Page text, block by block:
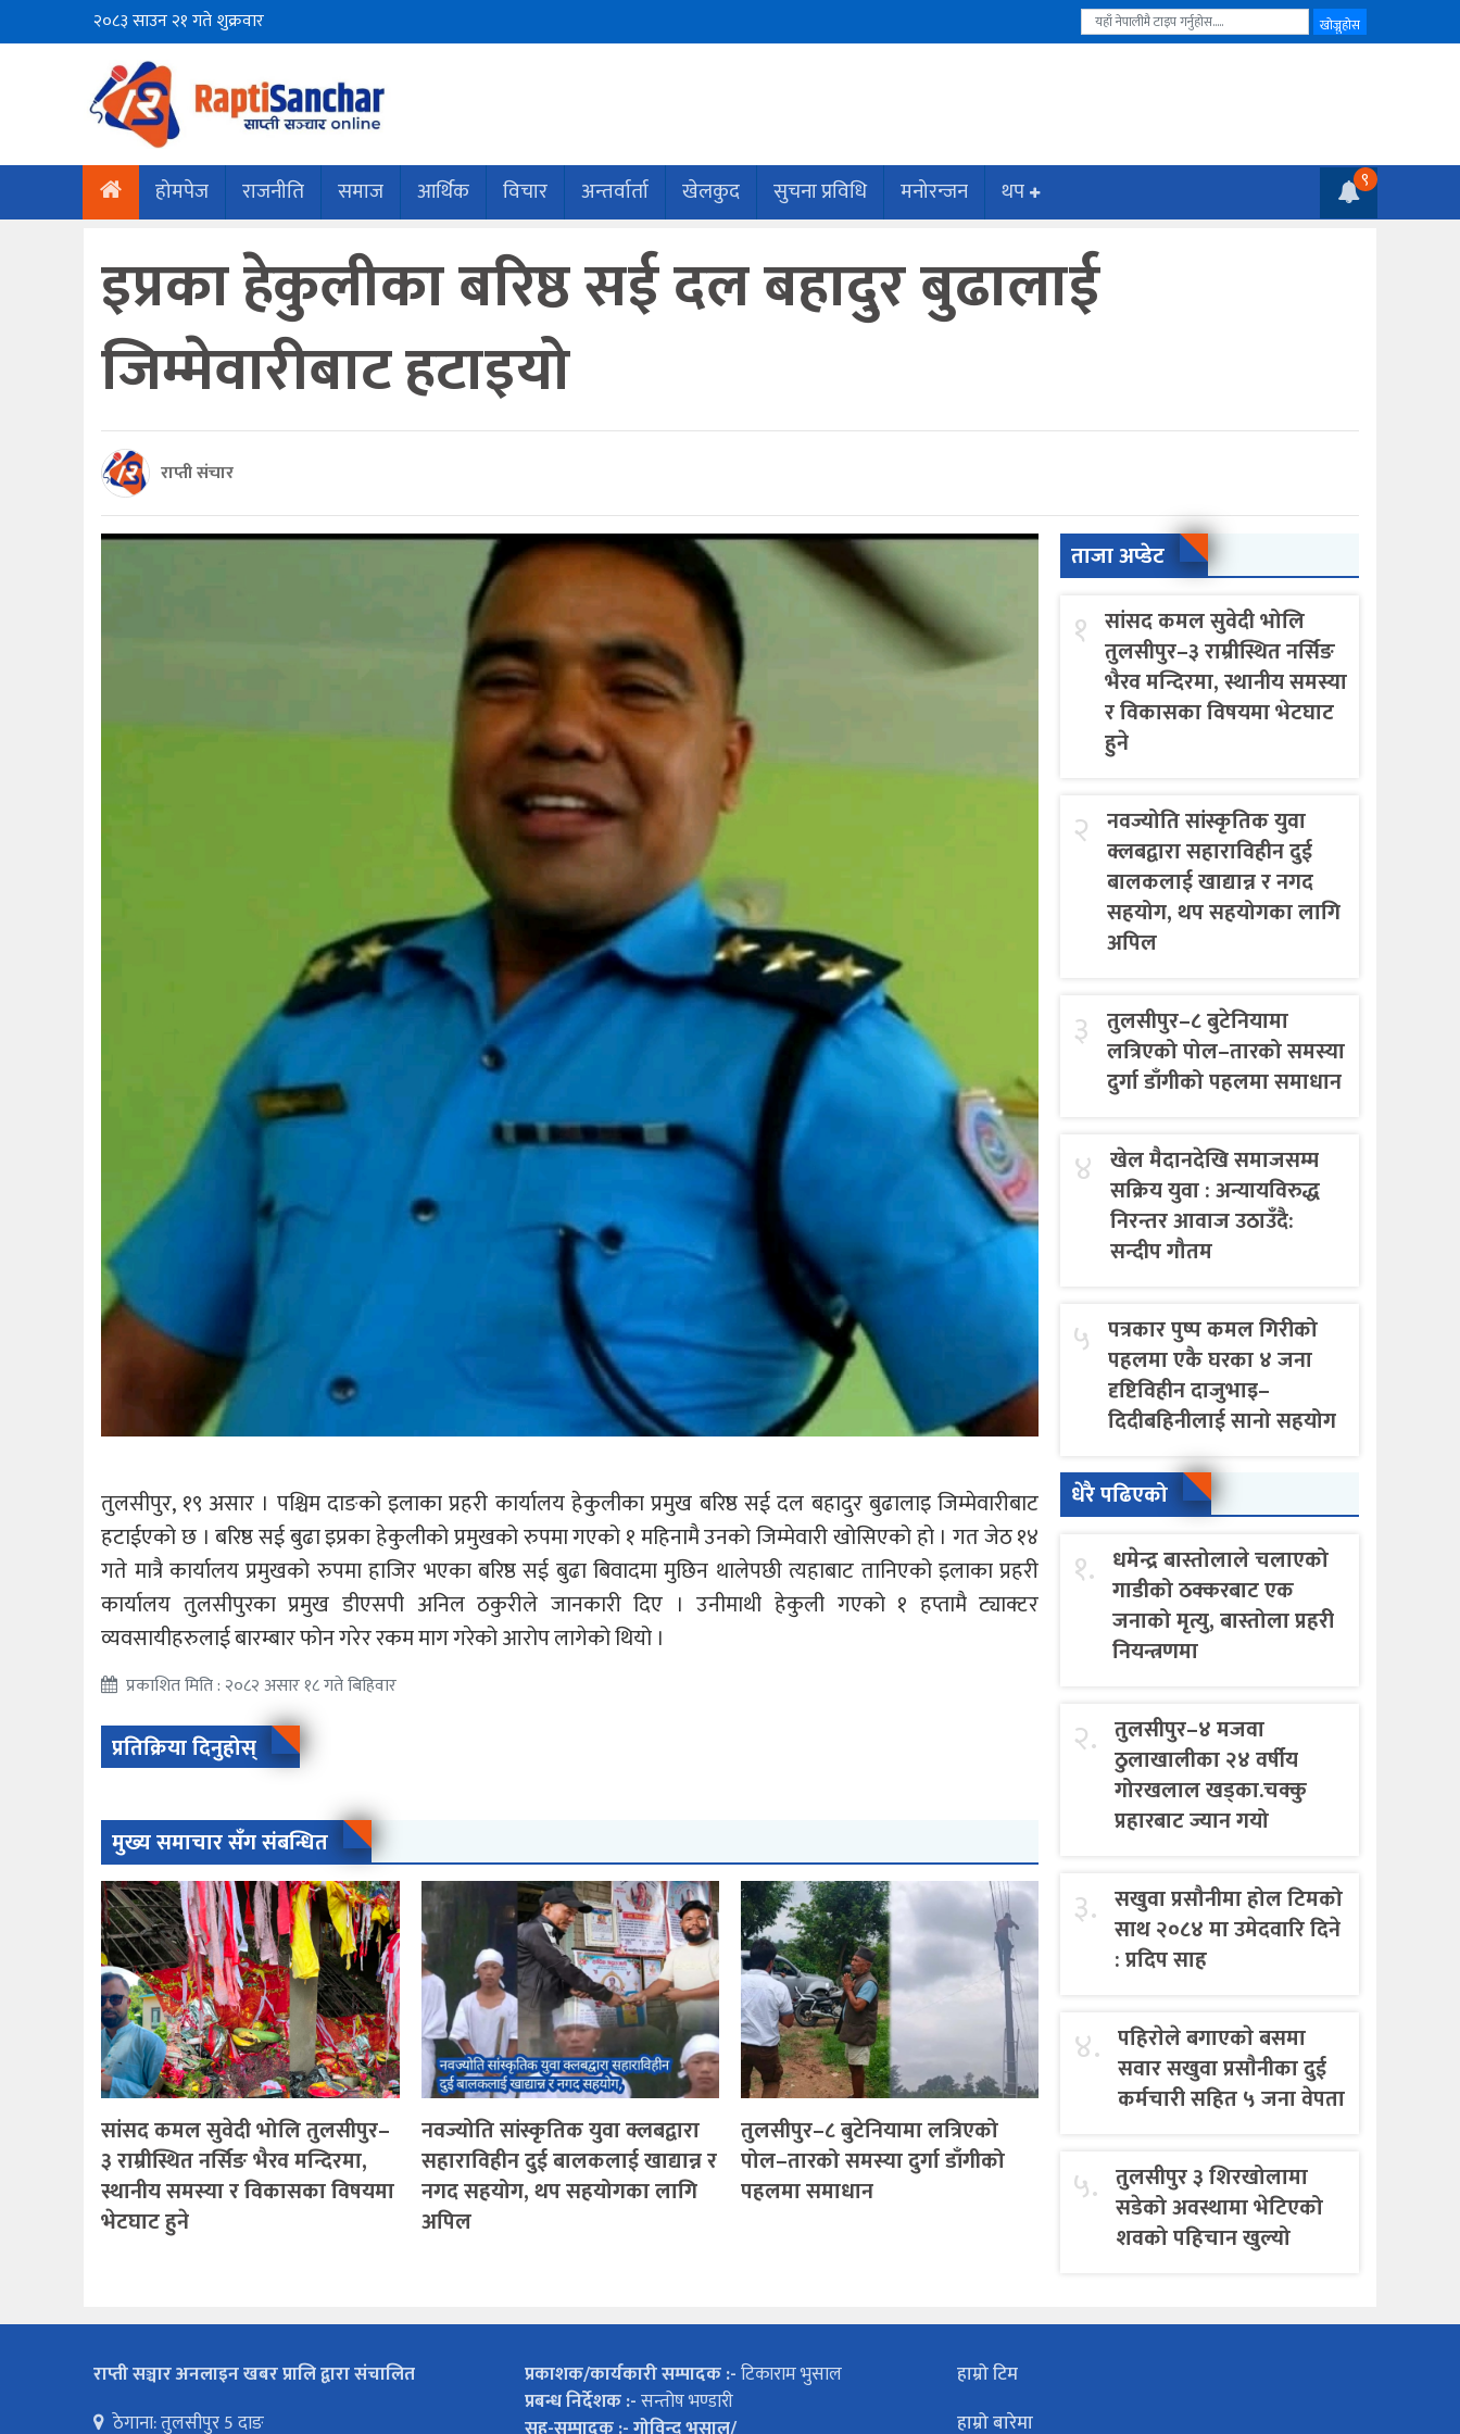
२०८३ साउन २१ गते शुक्रवार
होमपेज राजनीति समाज आर्थिक विचार अन्तर्वार्ता खेलकुद सुचना प्रविधि मनोरन्जन थप ९
इप्रका हेकुलीका बरिष्ठ सई दल बहादुर बुढालाई
जिम्मेवारीबाट हटाइयो
राप्ती संचार
तुलसीपुर, १९ असार । पश्चिम दाङको इलाका प्रहरी कार्यालय हेकुलीका प्रमुख बरिष्ठ सई दल बहादुर बुढालाइ जिम्मेवारीबाट
हटाईएको छ । बरिष्ठ सई बुढा इप्रका हेकुलीको प्रमुखको रुपमा गएको १ महिनामै उनको जिम्मेवारी खोसिएको हो । गत जेठ १४
गते मात्रै कार्यालय प्रमुखको रुपमा हाजिर भएका बरिष्ठ सई बुढा बिवादमा मुछिन थालेपछी त्यहाबाट तानिएको इलाका प्रहरी
कार्यालय तुलसीपुरका प्रमुख डीएसपी अनिल ठकुरीले जानकारी दिए । उनीमाथी हेकुली गएको १ हप्तामै ट्याक्टर
व्यवसायीहरुलाई बारम्बार फोन गरेर रकम माग गरेको आरोप लागेको थियो ।
प्रकाशित मिति : २०८२ असार १८ गते बिहिवार
प्रतिक्रिया दिनुहोस्
मुख्य समाचार सँग संबन्धित
सांसद कमल सुवेदी भोलि तुलसीपुर–
३ राम्रीस्थित नर्सिङ भैरव मन्दिरमा,
स्थानीय समस्या र विकासका विषयमा
भेटघाट हुने
नवज्योति सांस्कृतिक युवा क्लबद्वारा
सहाराविहीन दुई बालकलाई खाद्यान्न र
नगद सहयोग, थप सहयोगका लागि
अपिल
तुलसीपुर–८ बुटेनियामा लत्रिएको
पोल–तारको समस्या दुर्गा डाँगीको
पहलमा समाधान
ताजा अप्डेट
१ सांसद कमल सुवेदी भोलि
तुलसीपुर–३ राम्रीस्थित नर्सिङ
भैरव मन्दिरमा, स्थानीय समस्या
र विकासका विषयमा भेटघाट
हुने
२ नवज्योति सांस्कृतिक युवा
क्लबद्वारा सहाराविहीन दुई
बालकलाई खाद्यान्न र नगद
सहयोग, थप सहयोगका लागि
अपिल
३ तुलसीपुर–८ बुटेनियामा
लत्रिएको पोल–तारको समस्या
दुर्गा डाँगीको पहलमा समाधान
४ खेल मैदानदेखि समाजसम्म
सक्रिय युवा : अन्यायविरुद्ध
निरन्तर आवाज उठाउँदै:
सन्दीप गौतम
५ पत्रकार पुष्प कमल गिरीको
पहलमा एकै घरका ४ जना
दृष्टिविहीन दाजुभाइ–
दिदीबहिनीलाई सानो सहयोग
धेरै पढिएको
१. धमेन्द्र बास्तोलाले चलाएको
गाडीको ठक्करबाट एक
जनाको मृत्यु, बास्तोला प्रहरी
नियन्त्रणमा
२. तुलसीपुर–४ मजवा
ठुलाखालीका २४ वर्षीय
गोरखलाल खड्का.चक्कु
प्रहारबाट ज्यान गयो
३. सखुवा प्रसौनीमा होल टिमको
साथ २०८४ मा उमेदवारि दिने
: प्रदिप साह
४. पहिराेले बगाएकाे बसमा
सवार सखुवा प्रसाैनीका दुई
कर्मचारी सहित ५ जना वेपता
५. तुलसीपुर ३ शिरखोलामा
सडेको अवस्थामा भेटिएको
शवको पहिचान खुल्यो
राप्ती सञ्चार अनलाइन खबर प्रालि द्वारा संचालित
ठेगाना: तुलसीपुर 5 दाङ
प्रकाशक/कार्यकारी सम्पादक :-टिकाराम भुसाल
प्रबन्ध निर्देशक :-सन्तोष भण्डारी
हाम्रो टिम
हाम्रो बारेमा